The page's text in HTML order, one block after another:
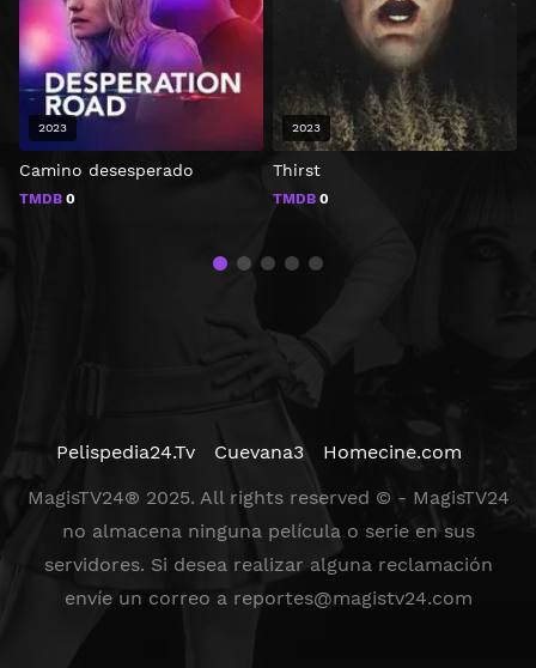
Camino desesperado
TMDB 0
2023
Thirst
TMDB 0
2023
Pelispedia24.Tv Cuevana3
Homecine.com
MagisTV24® 2025. All rights reserved © - MagisTV24
no almacena ninguna película o serie en sus
servidores. Si desea realizar alguna reclamación
envíe un correo a reportes@magistv24.com